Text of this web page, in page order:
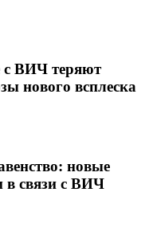
с ВИЧ теряют
нового всплеска
новые
в связи с ВИЧ